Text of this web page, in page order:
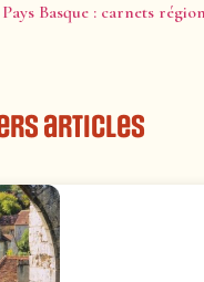
Basque : carnets
articles